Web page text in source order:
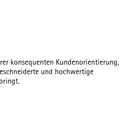
konsequenten Kundenorientierung,
und hochwertige